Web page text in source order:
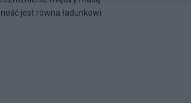
jest równa ładunkowi